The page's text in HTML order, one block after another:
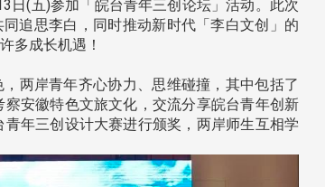
日(五)参加「皖台青年三创论坛」活动。此次
追思李白，同时推动新时代「李白文创」的
多成长机遇！
两岸青年齐心协力、思维碰撞，其中包括了
安徽特色文旅文化，交流分享皖台青年创新
年三创设计大赛进行颁奖，两岸师生互相学
校友会前会
学长
所、其他)
邱孝贤接任跨业合作协进会第2